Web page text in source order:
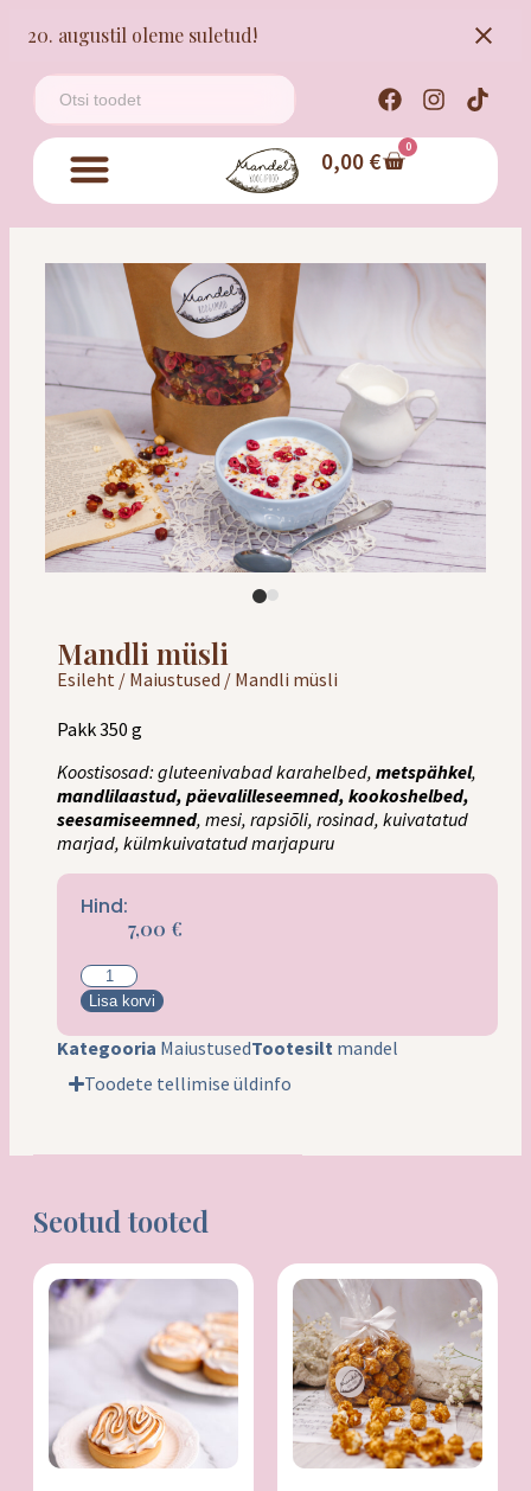
20. augustil oleme suletud!
0,00 € 0
Mandli müsli
Esileht / Maiustused / Mandli müsli
Pakk 350 g
Koostisosad: gluteenivabad karahelbed, metspähkel,
mandlilaastud, päevalilleseemned, kookoshelbed,
seesamiseemned, mesi, rapsiõli, rosinad, kuivatatud
marjad, külmkuivatatud marjapuru
Hind:
7,00 €
Lisa korvi
Kategooria MaiustusedTootesilt mandel
Toodete tellimise üldinfo
Seotud tooted